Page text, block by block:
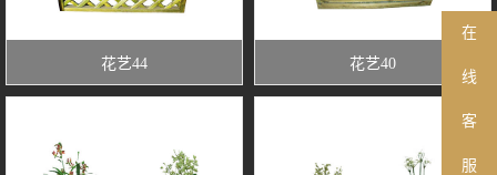
花艺44 花艺40
在
线
客
服